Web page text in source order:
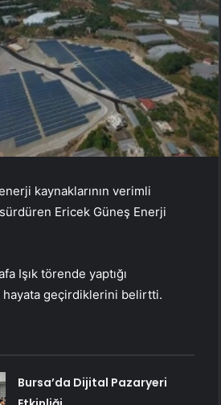
kaynaklarının verimli
sürdüren Ericek Güneş Enerji
Işık törende yaptığı
hayata geçirdiklerini belirtti.
Bursa’da Dijital Pazaryeri